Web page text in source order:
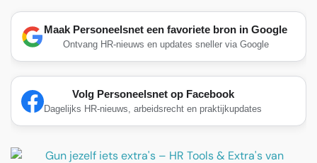
Maak Personeelsnet een favoriete bron in Google
Ontvang HR-nieuws en updates sneller via Google
Volg Personeelsnet op Facebook
Dagelijks HR-nieuws, arbeidsrecht en praktijkupdates